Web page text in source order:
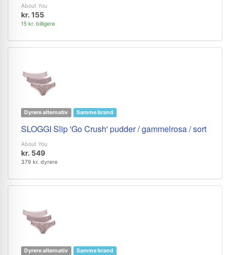
About You
kr. 155
15 kr. billigere
Dyrere alternativ Samme brand
SLOGGI Slip 'Go Crush' pudder / gammelrosa / sort
About You
kr. 549
379 kr. dyrere
Dyrere alternativ Samme brand